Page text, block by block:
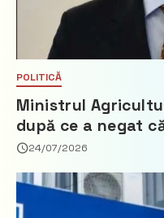
POLITICĂ
Ministrul
după ce a negat
Partidul Democrat
24/07/2026